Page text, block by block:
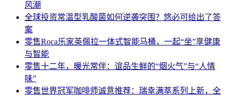
风潮
全球投资常温型乳酸菌如何逆袭突围？悠必可给出了答
案
零售Roca乐家英佩拉一体式智能马桶，一起“坐”享健康
与智能
零售十二年，暖光常伴：谊品生鲜的“烟火气”与“人情
味”
零售世界冠军咖啡师诚意推荐：瑞幸满萃系列上新，全